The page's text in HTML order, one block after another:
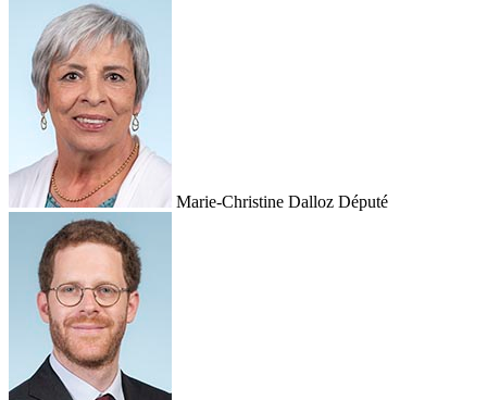
Marie-Christine Dalloz Député